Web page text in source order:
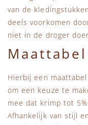
van de
deels voorkomen
niet in de droger
Maattabel
Hierbij een
om een keuze te
mee dat krimp tot
Afhankelijk van stijl